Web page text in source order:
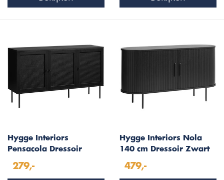
Hygge Interiors
Pensacola Dressoir
279,-
Hygge Interiors Nola
140 cm Dressoir Zwart
479,-